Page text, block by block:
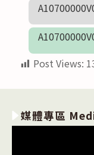
Post Views:
媒體專區